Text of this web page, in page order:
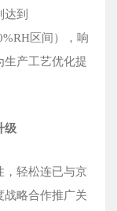
到
区间），响
生产工艺优化提
级
，轻松连已与京
战略合作推广关